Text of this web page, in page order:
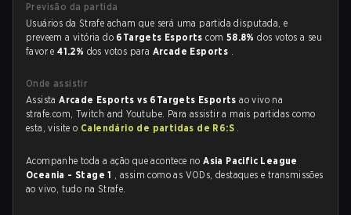
Previsão da partida
Usuários da Strafe acham que será uma partida disputada, e
preveem a vitória do 6Targets Esportscom 58.8%dos votos a seu
favor e41.2% dos votos para Arcade Esports .
Onde assistir
AssistaArcade Esports vs 6Targets Esportsao vivo na
strafe.com, Twitch and Youtube. Para assistir a mais partidas como
esta, visite o Calendário de partidas de R6:S .
Acompanhe toda a ação que acontece noAsia Pacific League
Oceania - Stage 1 , assim como as VODs, destaques e transmissões
ao vivo, tudo na Strafe.